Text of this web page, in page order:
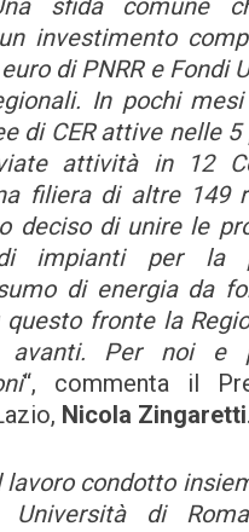
sfida comune
investimento
di PNRR e Fondi
In pochi
di CER attive nelle 5
attività in 12
filiera di altre 149
deciso di unire le
impianti per la
di energia da
fronte la
avanti. Per noi e
“, commenta il
Nicola Zingaretti.
lavoro condotto
Università di